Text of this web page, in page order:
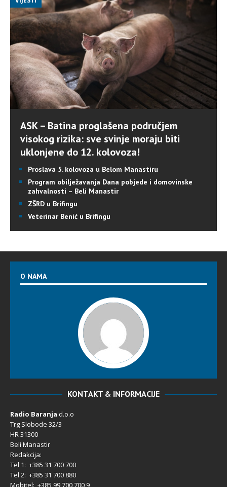
ASK – Batina proglašena područjem
visokog rizika: sve svinje moraju biti
uklonjene do 12. kolovoza!
Proslava 5. kolovoza u Belom Manastiru
Program obilježavanja Dana pobjede i domovinske
zahvalnosti – Beli Manastir
ZŠRD u Brifingu
Veterinar Benić u Brifingu
O NAMA
KONTAKT & INFORMACIJE
Radio Baranja d.o.o
Trg Slobode 32/3
HR 31300
Beli Manastir
Redakcija:
Tel 1: +385 31 700 700
Tel 2: +385 31 700 880
Mobitel: +385 99 700 700 9